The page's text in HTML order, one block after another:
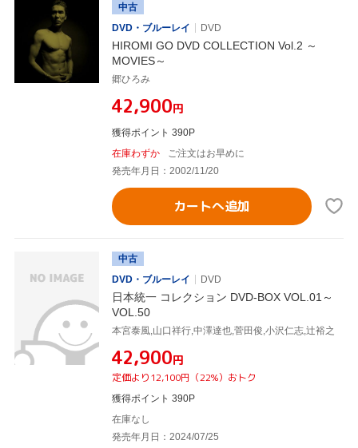
中古
DVD・ブルーレイ
DVD
HIROMI GO DVD COLLECTION Vol.2 ～
MOVIES～
郷ひろみ
¥42,900円
獲得ポイント 390P
在庫わずか
ご注文はお早めに
発売年月日：2002/11/20
カートへ追加
中古
DVD・ブルーレイ
DVD
日本統一 コレクション DVD-BOX VOL.01～
VOL.50
本宮泰風,山口祥行,中澤達也,菅田俊,小沢仁志,辻裕之
¥42,900円
定価より12,100円（22%）おトク
獲得ポイント 390P
在庫なし
発売年月日：2024/07/25